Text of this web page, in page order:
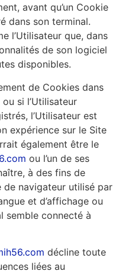
avant qu’un Cookie
dans son terminal.
l’Utilisateur que, dans
de son logiciel
disponibles.
de Cookies dans
si l’Utilisateur
l’Utilisateur est
expérience sur le Site
également être le
ou l’un de ses
à des fins de
navigateur utilisé par
et d’affichage ou
semble connecté à
décline toute
liées au